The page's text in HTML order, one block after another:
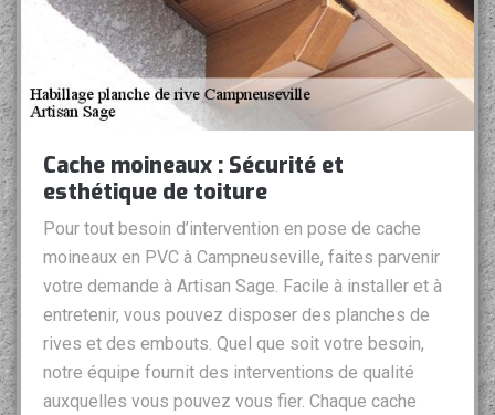
Cache moineaux : Sécurité et
esthétique de toiture
Pour tout besoin d’intervention en pose de cache
moineaux en PVC à Campneuseville, faites parvenir
votre demande à Artisan Sage. Facile à installer et à
entretenir, vous pouvez disposer des planches de
rives et des embouts. Quel que soit votre besoin,
notre équipe fournit des interventions de qualité
auxquelles vous pouvez vous fier. Chaque cache